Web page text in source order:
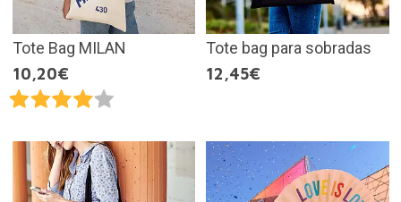
Tote Bag MILAN
10,20€
Tote bag para sobradas
12,45€